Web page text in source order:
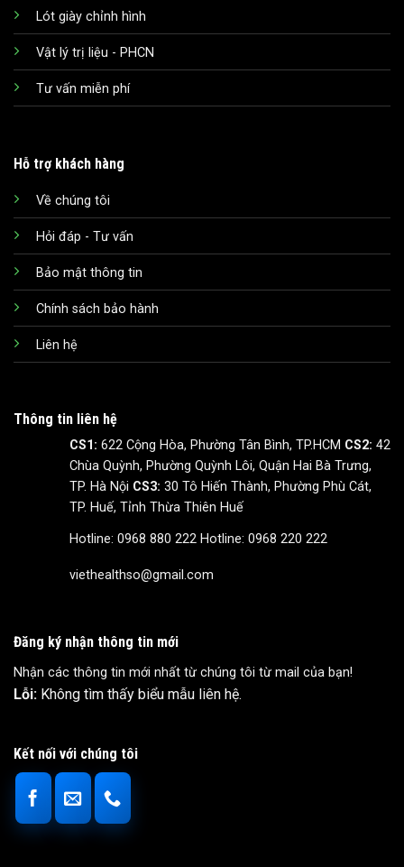
Lót giày chỉnh hình
Vật lý trị liệu - PHCN
Tư vấn miễn phí
Hỗ trợ khách hàng
Về chúng tôi
Hỏi đáp - Tư vấn
Bảo mật thông tin
Chính sách bảo hành
Liên hệ
Thông tin liên hệ
CS1: 622 Cộng Hòa, Phường Tân Bình, TP.HCM CS2: 42
Chùa Quỳnh, Phường Quỳnh Lôi, Quận Hai Bà Trưng,
TP. Hà Nội CS3: 30 Tô Hiến Thành, Phường Phù Cát,
TP. Huế, Tỉnh Thừa Thiên Huế
Hotline: 0968 880 222 Hotline: 0968 220 222
viethealthso@gmail.com
Đăng ký nhận thông tin mới
Nhận các thông tin mới nhất từ chúng tôi từ mail của bạn!
Lỗi: Không tìm thấy biểu mẫu liên hệ.
Kết nối với chúng tôi